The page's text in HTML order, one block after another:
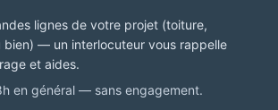
lignes de votre projet (toiture,
bien) — un interlocuteur vous rappelle
et aides.
en général — sans engagement.